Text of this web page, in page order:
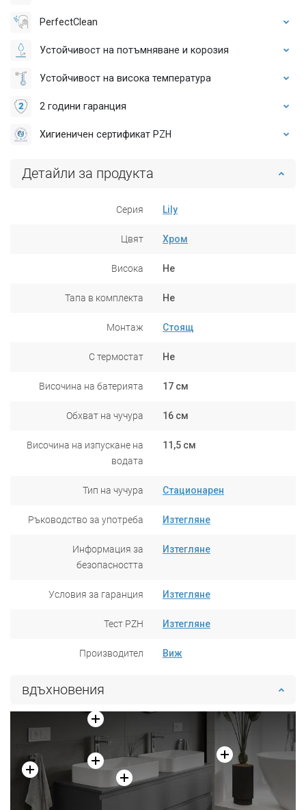
PerfectClean
Устойчивост на потъмняване и корозия
Устойчивост на висока температура
2 години гаранция
Хигиеничен сертификат PZH
Детайли за продукта
Серия Lily
Цвят Хром
Висока Не
Тапа в комплекта Не
Монтаж Стоящ
С термостат Не
Височина на батерията 17 см
Обхват на чучура 16 см
Височина на изпускане на
водата
11,5 см
Тип на чучура Стационарен
Ръководство за употреба Изтегляне
Информация за
безопасността
Изтегляне
Условия за гаранция Изтегляне
Тест PZH Изтегляне
Производител Виж
вдъхновения